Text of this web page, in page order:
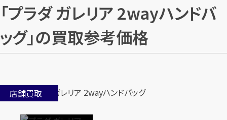
「プラダ ガレリア 2wayハンドバ
ッグ」の買取参考価格
店舗買取